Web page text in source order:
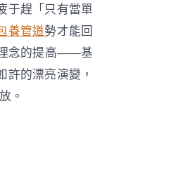
于趕「只有當單
養管道勢才能回
念的提高——基
的漂亮演變，
。